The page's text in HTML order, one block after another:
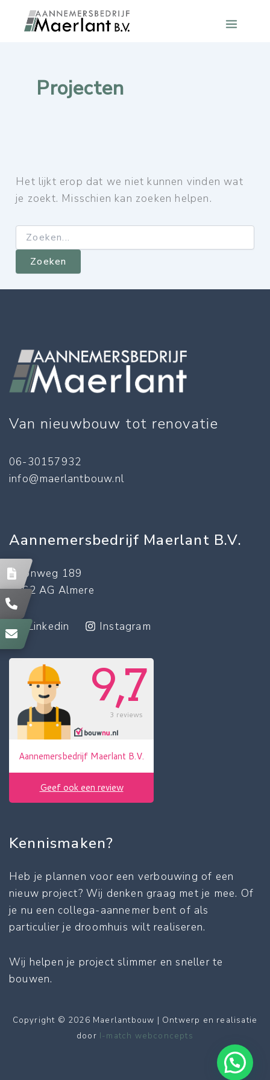
Projecten
Het lijkt erop dat we niet kunnen vinden wat
je zoekt. Misschien kan zoeken helpen.
Zoek
naar:
Van nieuwbouw tot renovatie
06-30157932
info@maerlantbouw.nl
Aannemersbedrijf Maerlant B.V.
Neonweg 189
1362 AG Almere
Linkedin Instagram
Kennismaken?
Heb je plannen voor een verbouwing of een
nieuw project? Wij denken graag met je mee. Of
je nu een collega-aannemer bent of als
particulier je droomhuis wilt realiseren.
Wij helpen je project slimmer en sneller te
bouwen.
Copyright © 2026 Maerlantbouw | Ontwerp en realisatie
door I-match webconcepts